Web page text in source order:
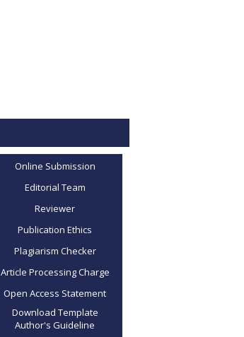
Online Submission
Editorial Team
Reviewer
Publication Ethics
Plagiarism Checker
Article Processing Charge
Open Access Statement
Download Template
Author's Guideline